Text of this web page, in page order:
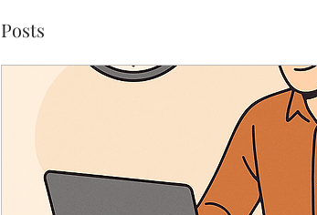
Posts